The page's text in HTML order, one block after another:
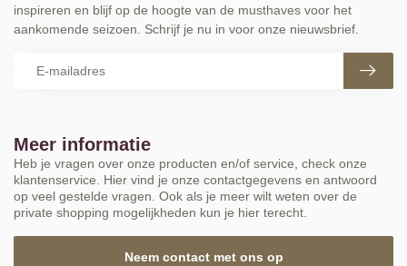
Meer informatie
Heb je vragen over onze producten en/of service, check onze
klantenservice. Hier vind je onze contactgegevens en antwoord
op veel gestelde vragen. Ook als je meer wilt weten over de
private shopping mogelijkheden kun je hier terecht.
Neem contact met ons op
inspireren en blijf op de hoogte van de musthaves voor het
aankomende seizoen. Schrijf je nu in voor onze nieuwsbrief.